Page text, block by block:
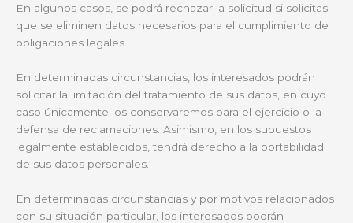
En algunos casos, se podrá rechazar la solicitud si solicitas
que se eliminen datos necesarios para el cumplimiento de
obligaciones legales.
En determinadas circunstancias, los interesados podrán
solicitar la limitación del tratamiento de sus datos, en cuyo
caso únicamente los conservaremos para el ejercicio o la
defensa de reclamaciones. Asimismo, en los supuestos
legalmente establecidos, tendrá derecho a la portabilidad
de sus datos personales.
En determinadas circunstancias y por motivos relacionados
con su situación particular, los interesados podrán